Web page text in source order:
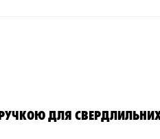
ДЛЯ